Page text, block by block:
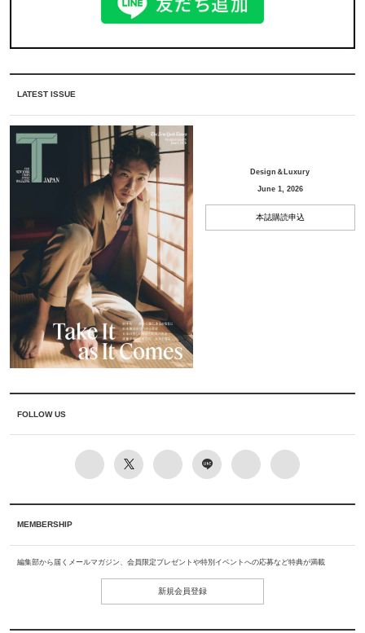
LATEST ISSUE
Design＆Luxury
June 1, 2026
本誌購読申込
FOLLOW US
MEMBERSHIP
編集部から届くメールマガジン、会員限定プレゼントや特別イベントへの応募など特典が満載
新規会員登録